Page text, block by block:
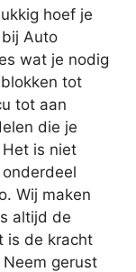
hoef je
Auto
wat je nodig
tot
tot aan
die je
is niet
Wij maken
altijd de
is de kracht
gerust